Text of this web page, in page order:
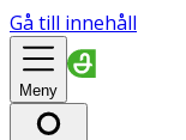
Gå till innehåll
Meny